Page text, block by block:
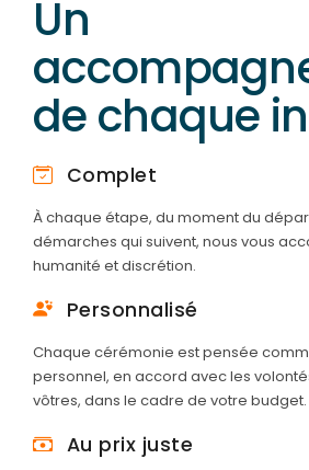
Un
de chaque
Complet
À chaque étape, du moment du
démarches qui suivent, nous vous
humanité et discrétion.
Personnalisé
Chaque cérémonie est pensée
personnel, en accord avec les
vôtres, dans le cadre de votre budget.
Au prix juste